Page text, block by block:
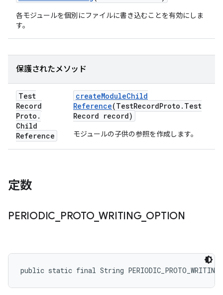
各モジュールを個別にファイルに書き込むことを有効にしま
す。
保護されたメソッド
Test
Record
Proto .
Child
Reference
createModuleChild
Reference(TestRecordProto . Test
Record record)
モジュールの子供の参照を作成します。
定数
PERIODIC PROTO_WRITING_ OPTION
public static final String